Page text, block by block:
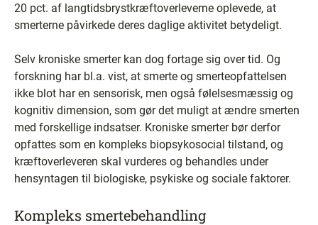
20 pct. af langtidsbrystkræftoverleverne oplevede, at
smerterne påvirkede deres daglige aktivitet betydeligt.
Selv kroniske smerter kan dog fortage sig over tid. Og
forskning har bl.a. vist, at smerte og smerteopfattelsen
ikke blot har en sensorisk, men også følelsesmæssig og
kognitiv dimension, som gør det muligt at ændre smerten
med forskellige indsatser. Kroniske smerter bør derfor
opfattes som en kompleks biopsykosocial tilstand, og
kræftoverleveren skal vurderes og behandles under
hensyntagen til biologiske, psykiske og sociale faktorer.
Kompleks smertebehandling